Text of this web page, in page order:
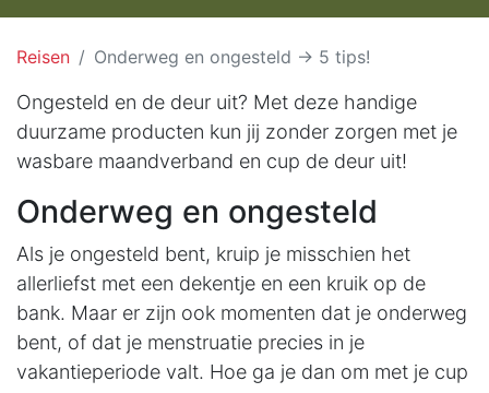
Reisen Onderweg en ongesteld -> 5 tips!
Ongesteld en de deur uit? Met deze handige
duurzame producten kun jij zonder zorgen met je
wasbare maandverband en cup de deur uit!
Onderweg en ongesteld
Als je ongesteld bent, kruip je misschien het
allerliefst met een dekentje en een kruik op de
bank. Maar er zijn ook momenten dat je onderweg
bent, of dat je menstruatie precies in je
vakantieperiode valt. Hoe ga je dan om met je cup